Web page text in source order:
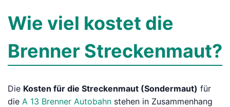
Wie viel kostet die
Brenner Streckenmaut?
Die Kosten für die Streckenmaut (Sondermaut) für
die A 13 Brenner Autobahn stehen in Zusammenhang